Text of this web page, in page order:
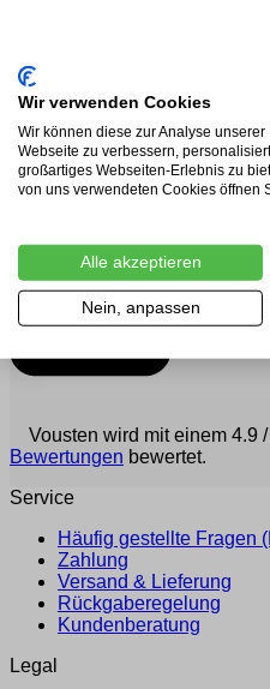
Vousten wird mit einem 4.9
Bewertungen bewertet.
Service
Häufig gestellte Fragen
Zahlung
Versand & Lieferung
Rückgaberegelung
Kundenberatung
Legal
Wir verwenden Cookies
Wir können diese zur Analyse
Webseite zu verbessern,
großartiges Webseiten-Erlebnis zu
von uns verwendeten Cookies öffnen
Alle akzeptieren
Nein, anpassen